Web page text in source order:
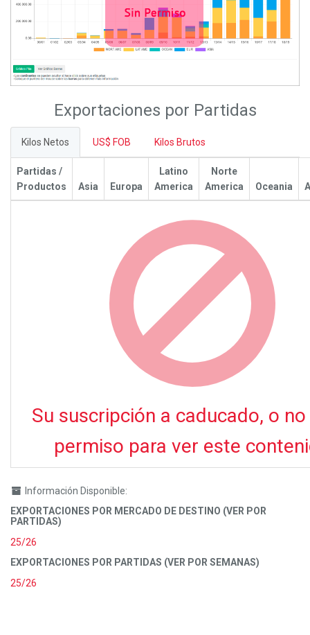
Exportaciones por Partidas
Kilos Netos US$ FOB Kilos Brutos
Partidas /
Productos
Asia Europa
Latino
America
Norte
America
Oceania
Su suscripción a caducado, o
permiso para ver este
Información Disponible:
EXPORTACIONES POR MERCADO DE DESTINO (VER POR
PARTIDAS)
25/26
EXPORTACIONES POR PARTIDAS (VER POR SEMANAS)
25/26